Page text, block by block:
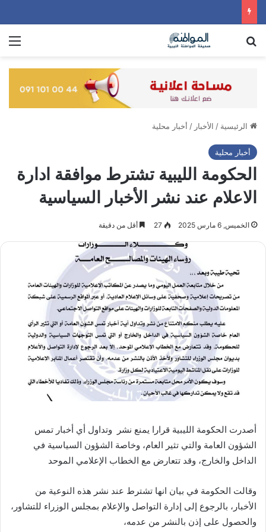
الرئيسية / الأخبار / أخبار محلية
أخبار محلية
الحكومة الليبية تشترط موافقة ادارة
الاعلام عند نشر الأخبار السياسية
الخميس, 6 مارس 2025 27 أقل من دقيقة
أصدرت الحكومة الليبية قرارا يمنع نشر وتداول أي أخبار تمس
الشؤون العامة والتي تثير العام، وخاصة الشؤون السياسية في
الداخل والخارج، وقد تتعارض مع الخطاب الإعلامي الموحد
وقالت الحكومة في بيان انها تشترط عند نشر هذه النوعية من
الأخبار، بالرجوع إلى إدارة التواصل والإعلام بمجلس الوزراء للتشاور،
والحصول على إذن بالنشر من عدمه،